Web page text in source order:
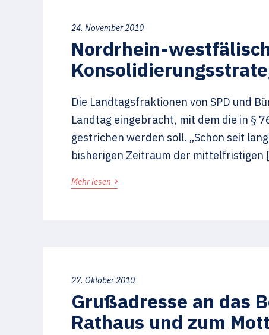
24. November 2010
Nordrhein-
Die Landtagsfraktionen von SPD und
Landtag eingebracht, mit dem die in §
gestrichen werden soll. „Schon seit
bisherigen Zeitraum der mittelfristigen
Mehr lesen ›
27. Oktober 2010
Grußadresse an das
Rathaus und zum